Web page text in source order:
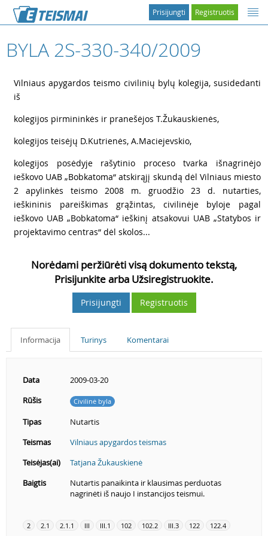
Registruotis
Prisijungti
BYLA 2S-330-340/2009
Vilniaus apygardos teismo civilinių bylų kolegija, susidedanti
iš
kolegijos pirmininkės ir pranešėjos T.Žukauskienės,
kolegijos teisėjų D.Kutrienės, A.Maciejevskio,
kolegijos posėdyje rašytinio proceso tvarka išnagrinėjo
ieškovo UAB „Bobkatoma“ atskirąjį skundą dėl Vilniaus miesto
2 apylinkės teismo 2008 m. gruodžio 23 d. nutarties,
ieškininis pareiškimas grąžintas, civilinėje byloje pagal
ieškovo UAB „Bobkatoma“ ieškinį atsakovui UAB „Statybos ir
projektavimo centras“ dėl skolos...
Norėdami peržiūrėti visą dokumento tekstą,
Prisijunkite arba Užsiregistruokite.
Prisijungti Registruotis
Informacija Turinys Komentarai
Data
2009-03-20
Rūšis
Civilinė byla
Tipas
Nutartis
Teismas
Vilniaus apygardos teismas
Teisėjas(ai)
Tatjana Žukauskienė
Baigtis
Nutartis panaikinta ir klausimas perduotas
nagrinėti iš naujo I instancijos teismui.
2 2.1 2.1.1 III III.1 102 102.2 III.3 122 122.4